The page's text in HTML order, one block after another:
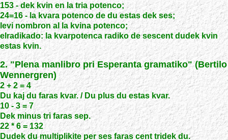
153 - dek kvin en la tria potenco;
24=16 - la kvara potenco de du estas dek ses;
levi nombron al la kvina potenco;
elradikado: la kvarpotenca radiko de sescent dudek kvin
estas kvin.
2. "Plena manlibro pri Esperanta gramatiko" (Bertilo
Wennergren)
2 + 2 = 4
Du kaj du faras kvar. / Du plus du estas kvar.
10 - 3 = 7
Dek minus tri faras sep.
22 * 6 = 132
Dudek du multiplikite per ses faras cent tridek du.